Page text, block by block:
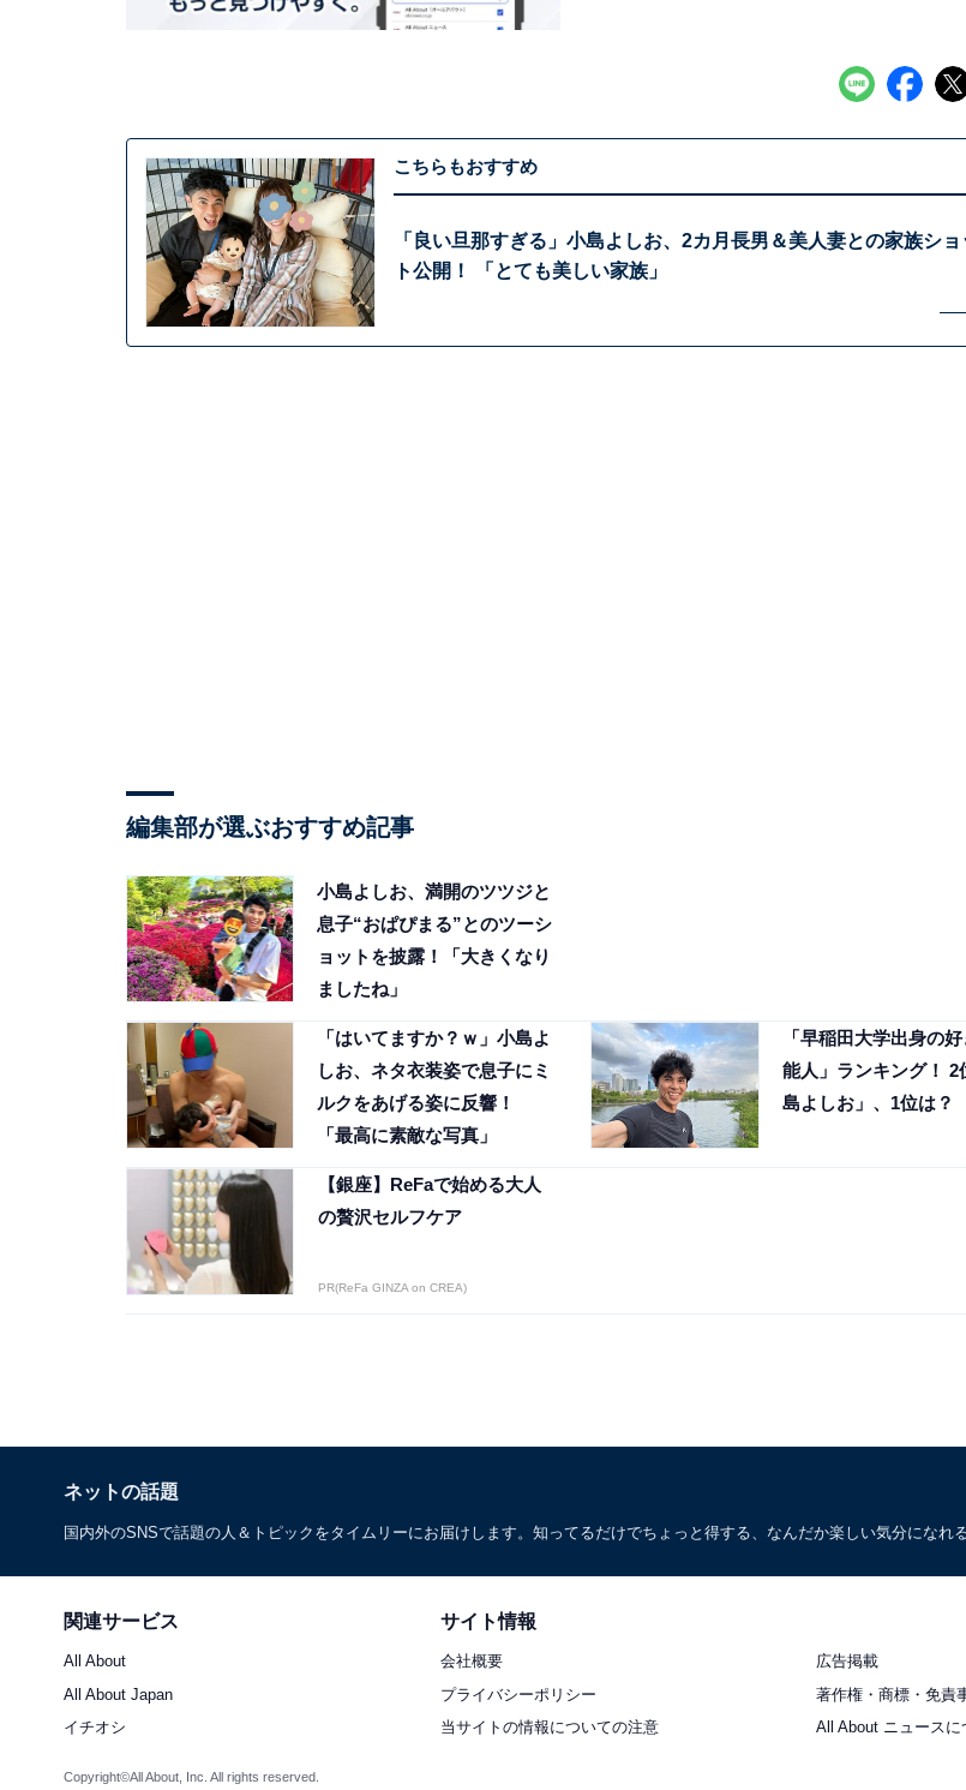
こちらもおすすめ
「良い旦那すぎる」小島よしお、2カ月長男＆美人妻との家族ショ
ト公開！ 「とても美しい家族」
編集部が選ぶおすすめ記事
小島よしお、満開のツツジと
息子“おぱぴまる”とのツーシ
ョットを披露！「大きくなり
ましたね」
「はいてますか？ｗ」小島よ
しお、ネタ衣装姿で息子にミ
ルクをあげる姿に反響！
「最高に素敵な写真」
「早稲田大学出身の
能人」ランキング！ 2
島よしお」、1位は？
【銀座】ReFaで始める大人
の贅沢セルフケア
PR(ReFa GINZA on CREA)
ネットの話題
国内外のSNSで話題の人＆トピックをタイムリーにお届けします。知ってるだけでちょっと得する、なんだか楽しい気分になれ
関連サービス
All About
All About Japan
イチオシ
サイト情報
会社概要
広告掲載
プライバシーポリシー
著作権・商標・免責
当サイトの情報についての注意
All About ニュースに
Copyright©All About, Inc. All rights reserved.